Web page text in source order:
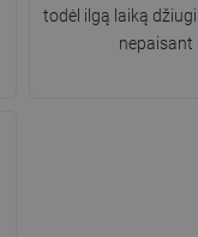
todėl ilgą laiką
nepaisant